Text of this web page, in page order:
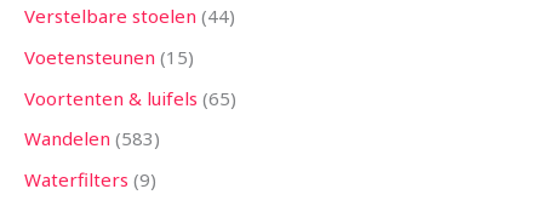
Verstelbare stoelen 44
Voetensteunen 15
Voortenten & luifels 65
Wandelen 583
Waterfilters 9